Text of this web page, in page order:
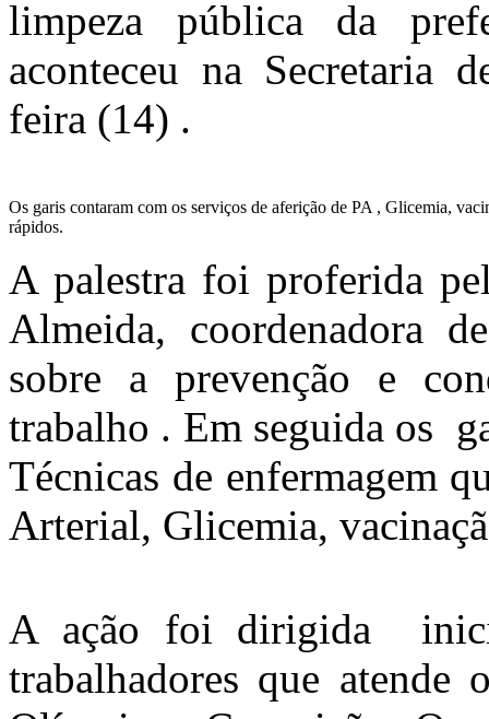
limpeza pública da
aconteceu na Secretaria
feira (14) .
Os garis contaram com os serviços de aferição de PA , Glicemia,
rápidos.
A palestra foi proferida
Almeida, coordenadora
sobre a prevenção e
trabalho . Em seguida os
Técnicas de enfermagem
Arterial, Glicemia,
A ação foi dirigida
trabalhadores que